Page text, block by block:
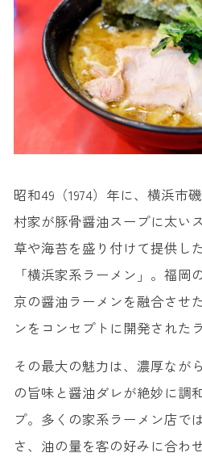
昭和49（1974）年に、横浜市
村家が豚骨醤油スープに太い
草や海苔を盛り付けて提供し
「横浜家系ラーメン」。福岡
京の醤油ラーメンを融合させ
ンをコンセプトに開発された
その最大の魅力は、濃厚なが
の旨味と醤油ダレが絶妙に調
プ。多くの家系ラーメン店で
さ、油の量を客の好みに合わ